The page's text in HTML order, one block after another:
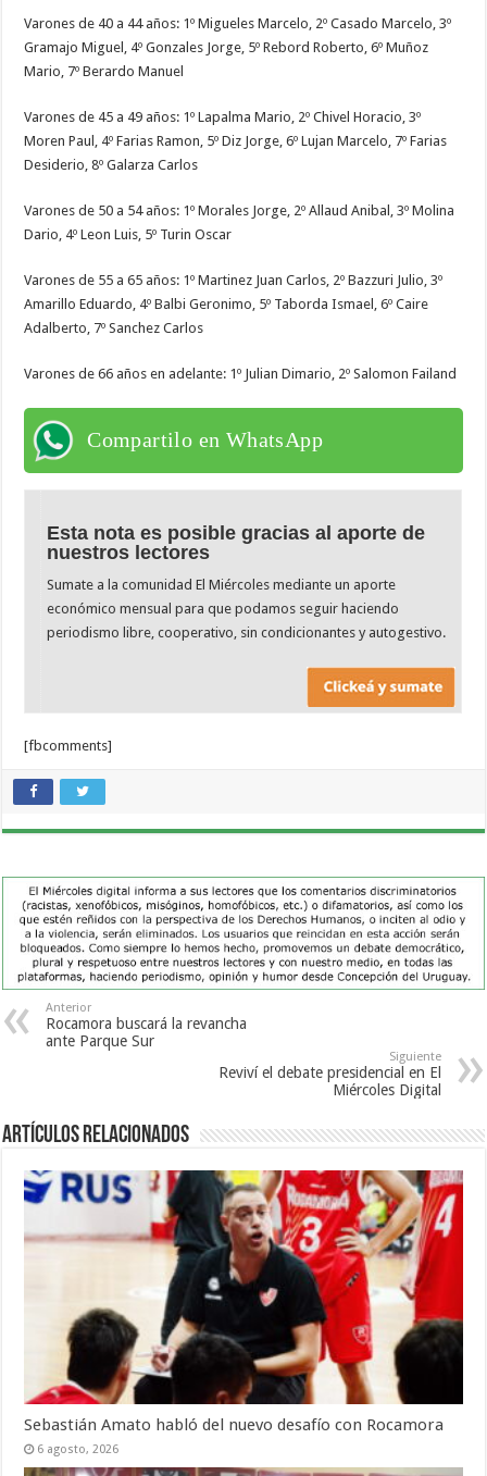
Varones de 40 a 44 años: 1º Migueles Marcelo, 2º Casado Marcelo, 3º
Gramajo Miguel, 4º Gonzales Jorge, 5º Rebord Roberto, 6º Muñoz
Mario, 7º Berardo Manuel
Varones de 45 a 49 años: 1º Lapalma Mario, 2º Chivel Horacio, 3º
Moren Paul, 4º Farias Ramon, 5º Diz Jorge, 6º Lujan Marcelo, 7º Farias
Desiderio, 8º Galarza Carlos
Varones de 50 a 54 años: 1º Morales Jorge, 2º Allaud Anibal, 3º Molina
Dario, 4º Leon Luis, 5º Turin Oscar
Varones de 55 a 65 años: 1º Martinez Juan Carlos, 2º Bazzuri Julio, 3º
Amarillo Eduardo, 4º Balbi Geronimo, 5º Taborda Ismael, 6º Caire
Adalberto, 7º Sanchez Carlos
Varones de 66 años en adelante: 1º Julian Dimario, 2º Salomon Failand
Compartilo en WhatsApp
Esta nota es posible gracias al aporte de
nuestros lectores
Sumate a la comunidad El Miércoles mediante un aporte
económico mensual para que podamos seguir haciendo
periodismo libre, cooperativo, sin condicionantes y autogestivo.
[fbcomments]
Anterior
Rocamora buscará la revancha
ante Parque Sur
Siguiente
Reviví el debate presidencial en El
Miércoles Digital
Artículos Relacionados
Sebastián Amato habló del nuevo desafío con Rocamora
6 agosto, 2026